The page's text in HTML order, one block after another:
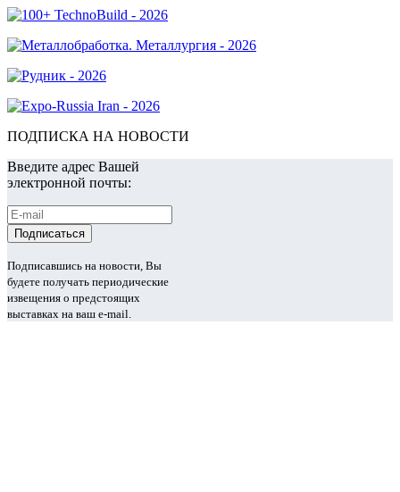
ПОДПИСКА НА НОВОСТИ
Введите адрес Вашей
электронной почты:
Подписавшись на новости, Вы
будете получать периодические
извещения о предстоящих
выставках на ваш e-mail.